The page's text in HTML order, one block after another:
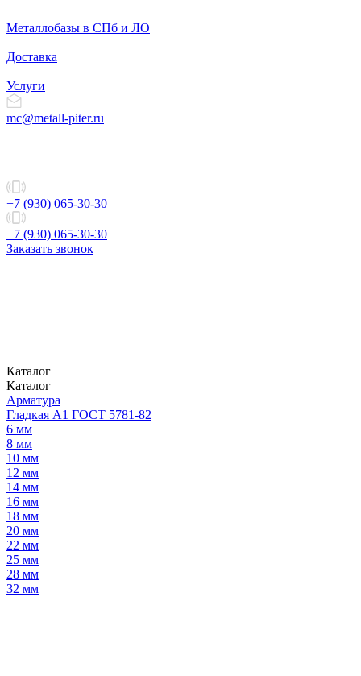
Металлобазы в СПб и ЛО
Доставка
Услуги
mc@metall-piter.ru
+7 (930) 065-30-30
+7 (930) 065-30-30
Заказать звонок
Каталог
Каталог
Арматура
Гладкая А1 ГОСТ 5781-82
6 мм
8 мм
10 мм
12 мм
14 мм
16 мм
18 мм
20 мм
22 мм
25 мм
28 мм
32 мм